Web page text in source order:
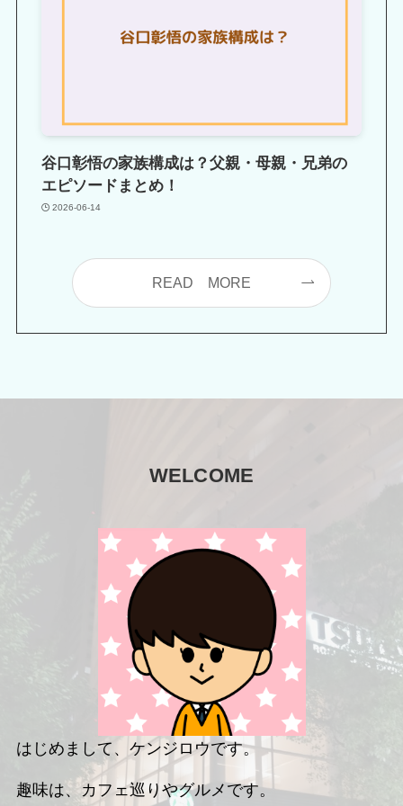
谷口彰悟の家族構成は？父親・母親・兄弟の
エピソードまとめ！
2026-06-14
READ MORE
WELCOME
はじめまして、ケンジロウです。
趣味は、カフェ巡りやグルメです。